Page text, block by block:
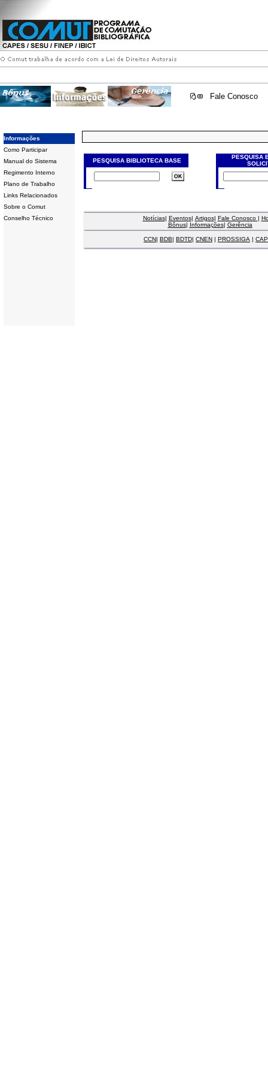
Fale Conosco
Informações
Como Participar
Manual do Sistema
Regimento Interno
Plano de Trabalho
Links Relacionados
Sobre o Comut
Conselho Técnico
PESQUISA BIBLIOTECA BASE
PESQUISA
Notícias| Eventos| Artigos| Fale Conosco |
Bônus| Informações| Gerência
CCN| BDB| BDTD| CNEN | PROSSIGA |